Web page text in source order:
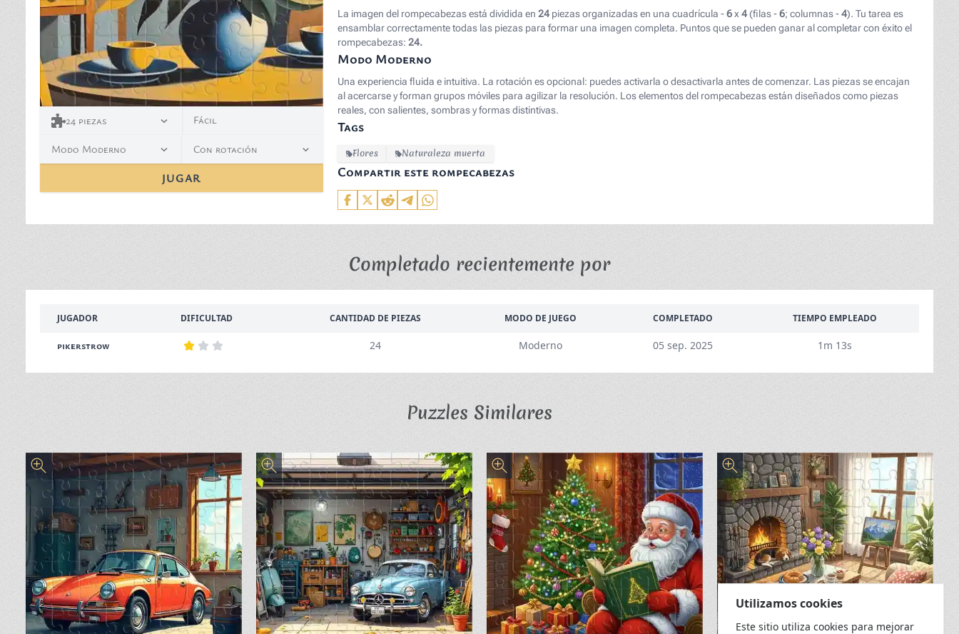
24 piezas Fácil
Modo Moderno Con rotación
JUGAR
La imagen del rompecabezas está dividida en24 piezas organizadas en una cuadrícula -6x4 (filas -6; columnas -4). Tu tarea es
ensamblar correctamente todas las piezas para formar una imagen completa. Puntos que se pueden ganar al completar con éxito el
rompecabezas:24.
Modo Moderno
Una experiencia fluida e intuitiva. La rotación es opcional: puedes activarla o desactivarla antes de comenzar. Las piezas se encajan
al acercarse y forman grupos móviles para agilizar la resolución. Los elementos del rompecabezas están diseñados como piezas
reales, con salientes, sombras y formas distintivas.
Tags
Flores Naturaleza muerta
Compartir este rompecabezas
Completado recientemente por
JUGADOR DIFICULTAD CANTIDAD DE PIEZAS MODO DE JUEGO COMPLETADO TIEMPO EMPLEADO
pikerstrow 24 Moderno 05 sep. 2025 1m 13s
Puzzles Similares
Utilizamos cookies
Este sitio utiliza cookies para mejorar